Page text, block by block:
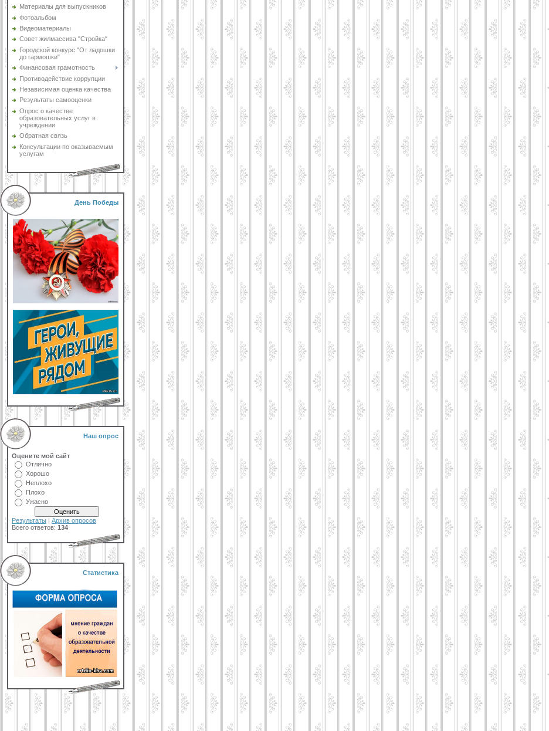
Материалы для выпускников
Фотоальбом
Видеоматериалы
Совет жилмассива "Стройка"
Городской конкурс "От ладошки
до гармошки"
Финансовая грамотность
Противодействие коррупции
Независимая оценка качества
Результаты самооценки
Опрос о качестве
образовательных услуг в
учреждении
Обратная связь
Консультации по оказываемым
услугам
День Победы
Наш опрос
Оцените мой сайт
Отлично
Хорошо
Неплохо
Плохо
Ужасно
Результаты | Архив опросов
Всего ответов: 134
Статистика